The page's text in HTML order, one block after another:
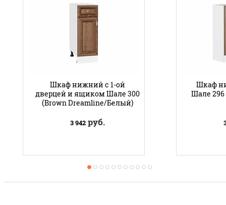
Шкаф нижний с 1-ой
дверцей и ящиком Шале 300
(Brown Dreamline/Белый)
3 942 руб.
Шкаф
Шале